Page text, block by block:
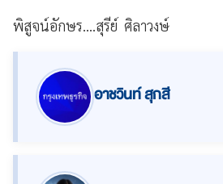
พิสูจน์อักษร....สุรีย์ ศิลาวงษ์
อาชวินท์ สุกสี